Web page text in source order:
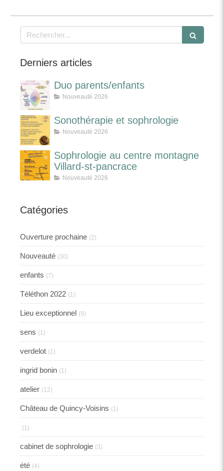
Rechercher
Derniers articles
Duo parents/enfants
Nouveauté 2026
Sonothérapie et sophrologie
Nouveauté 2026
Sophrologie au centre montagne
Villard-st-pancrace
Nouveauté 2026
Catégories
Ouverture prochaine (2)
Nouveauté (30)
enfants (7)
Téléthon 2022 (1)
Lieu exceptionnel (9)
sens (1)
verdelot (1)
ingrid bonin (1)
atelier (12)
Château de Quincy-Voisins (1)
(1)
cabinet de sophrologie (3)
été (4)